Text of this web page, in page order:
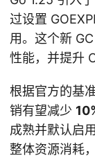
过设置
用。这个新
性能，并提升
根据官方的基
销有望减少
成熟并默认启
整体资源消耗